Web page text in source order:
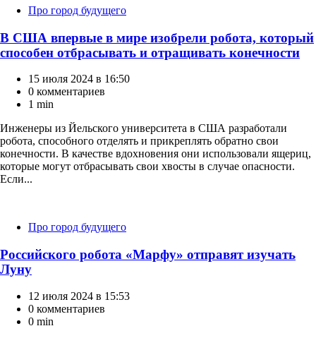
КатегорииПро город будущего
В США впервые в мире изобрели робота, который
способен отбрасывать и отращивать конечности
15 июля 2024 в 16:50
0 комментариев
1 min
Инженеры из Йельского университета в США разработали
робота, способного отделять и прикреплять обратно свои
конечности. В качестве вдохновения они использовали ящериц,
которые могут отбрасывать свои хвосты в случае опасности.
Если...
КатегорииПро город будущего
Российского робота «Марфу» отправят изучать
Луну
12 июля 2024 в 15:53
0 комментариев
0 min